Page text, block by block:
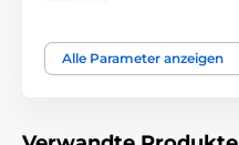
Alle Parameter anzeigen